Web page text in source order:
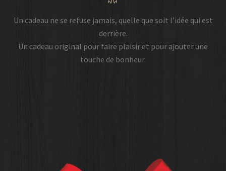
Un cadeau ne se refuse jamais, quelle que soit l’idée qui est
derrière.
Un cadeau original pour faire plaisir et pour ajouter une
touche de bonheur.